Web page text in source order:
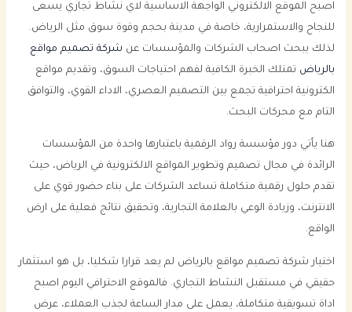
اصبح الموقع الالكتروني الواجهة الاساسية لاي نشاط تجاري يسعى
للنجاح والاستمرارية، خاصة في مدينة بحجم وقوة سوق مثل الرياض.
لذلك يبحث اصحاب الشركات والمؤسسات عن شركة تصميم مواقع
بالرياض تمتلك الخبرة الكافية لفهم احتياجات السوق، وتقديم مواقع
الكترونية احترافية تجمع بين التصميم العصري، الاداء القوي، والتوافق
التام مع محركات البحث.
هنا يأتي دور مؤسسة رواد الرقمية باعتبارها واحدة من المؤسسات
الرائدة في مجال تصميم وتطوير المواقع الالكترونية في الرياض، حيث
تقدم حلول رقمية متكاملة تساعد الشركات على بناء حضور قوي على
الانترنت، وزيادة الوعي بالعلامة التجارية، وتحقيق نتائج فعلية على ارض
الواقع.
اختيار شركة تصميم مواقع بالرياض لم يعد قرارا شكليا، بل هو استثمار
حقيقي في مستقبل النشاط التجاري. فالموقع الاحترافي اليوم اصبح
اداة تسويقية متكاملة، يعمل على مدار الساعة لجذب العملاء، عرض